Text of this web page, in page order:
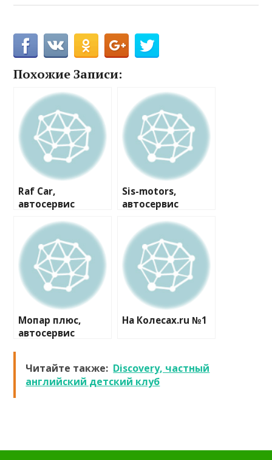
Похожие Записи:
Raf Car,
автосервис
Sis-motors,
автосервис
Мопар плюс,
автосервис
На Колесах.ru №1
Читайте также: Discovery, частный
английский детский клуб